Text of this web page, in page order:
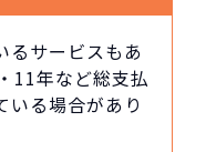
るサービスもあ
11年など総支払
いる場合があり